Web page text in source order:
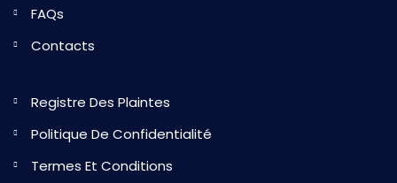
FAQs
Contacts
Registre Des Plaintes
Politique De Confidentialité
Termes Et Conditions